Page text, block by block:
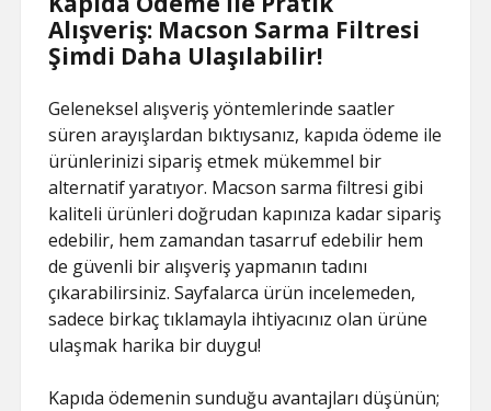
Alışveriş: Macson Sarma Filtresi
Şimdi Daha Ulaşılabilir!
Geleneksel alışveriş yöntemlerinde saatler
süren arayışlardan bıktıysanız, kapıda ödeme ile
ürünlerinizi sipariş etmek mükemmel bir
alternatif yaratıyor. Macson sarma filtresi gibi
kaliteli ürünleri doğrudan kapınıza kadar sipariş
edebilir, hem zamandan tasarruf edebilir hem
de güvenli bir alışveriş yapmanın tadını
çıkarabilirsiniz. Sayfalarca ürün incelemeden,
sadece birkaç tıklamayla ihtiyacınız olan ürüne
ulaşmak harika bir duygu!
Kapıda ödemenin sunduğu avantajları düşünün;